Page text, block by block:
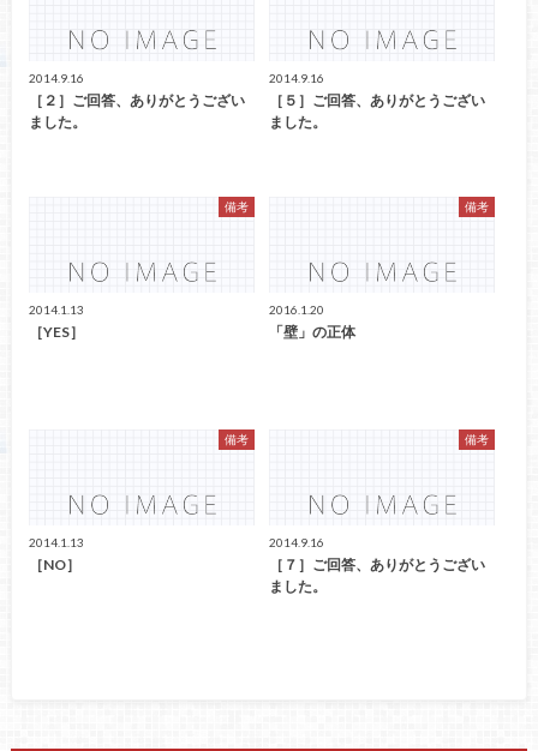
2014.9.16
［２］ご回答、ありがとうござい
ました。
2014.9.16
［５］ご回答、ありがとうござい
ました。
備考
2014.1.13
［YES］
備考
2016.1.20
「壁」の正体
備考
2014.1.13
［NO］
備考
2014.9.16
［７］ご回答、ありがとうござい
ました。